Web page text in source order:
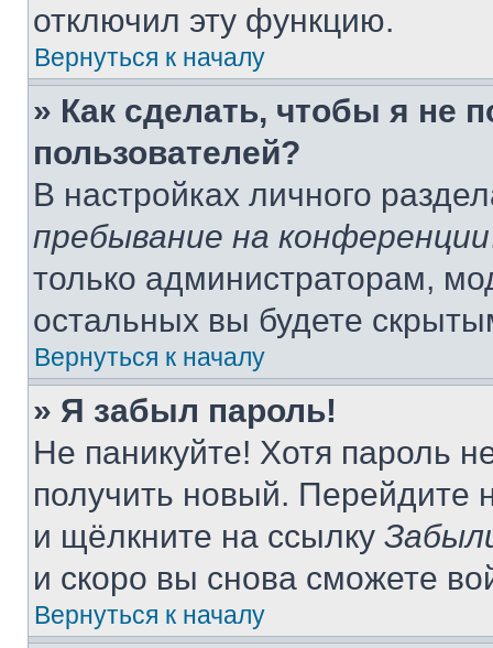
отключил эту функцию.
Вернуться к началу
» Как сделать, чтобы я не
пользователей?
В настройках личного
пребывание на конференции
только администраторам,
остальных вы будете
Вернуться к началу
» Я забыл пароль!
Не паникуйте! Хотя пароль
получить новый. Перейдите
и щёлкните на ссылку
и скоро вы снова сможете
Вернуться к началу